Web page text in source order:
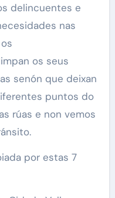
delincuentes e
nas
os seus
senón que deixan
puntos do
rúas e non vemos
por estas 7